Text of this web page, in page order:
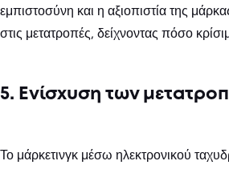
εμπιστοσύνη και η αξιοπιστία της
στις μετατροπές, δείχνοντας πόσο
5. Ενίσχυση των
Το μάρκετινγκ μέσω ηλεκτρονικού